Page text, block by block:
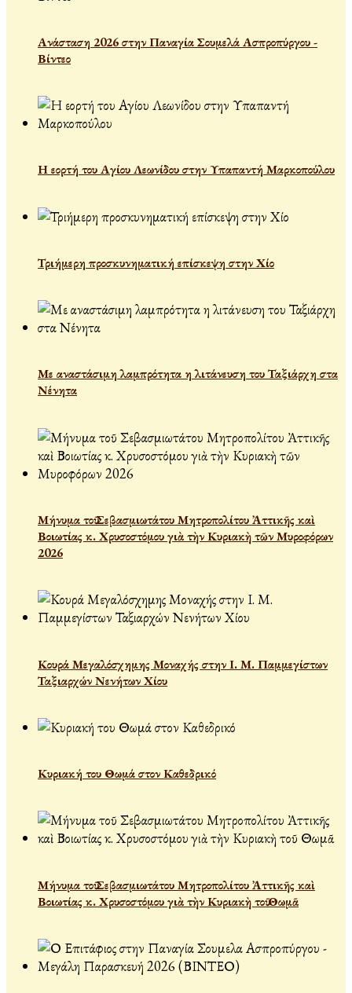
Ανάσταση 2026 στην Παναγία Σουμελά Ασπροπύργου -
Βίντεο
Η εορτή του Αγίου Λεωνίδου στην Υπαπαντή Μαρκοπούλου
Τριήμερη προσκυνηματική επίσκεψη στην Χίο
Με αναστάσιμη λαμπρότητα η λιτάνευση του Ταξιάρχη στα
Νένητα
Μήνυμα τοῦ Σεβασμιωτάτου Μητροπολίτου Ἀττικῆς καὶ
Βοιωτίας κ. Χρυσοστόμου γιὰ τὴν Κυριακὴ τῶν Μυροφόρων
2026
Κουρά Μεγαλόσχημης Μοναχής στην Ι. Μ. Παμμεγίστων
Ταξιαρχών Νενήτων Χίου
Κυριακή του Θωμά στον Καθεδρικό
Μήνυμα τοῦ Σεβασμιωτάτου Μητροπολίτου Ἀττικῆς καὶ
Βοιωτίας κ. Χρυσοστόμου γιὰ τὴν Κυριακὴ τοῦ Θωμᾶ